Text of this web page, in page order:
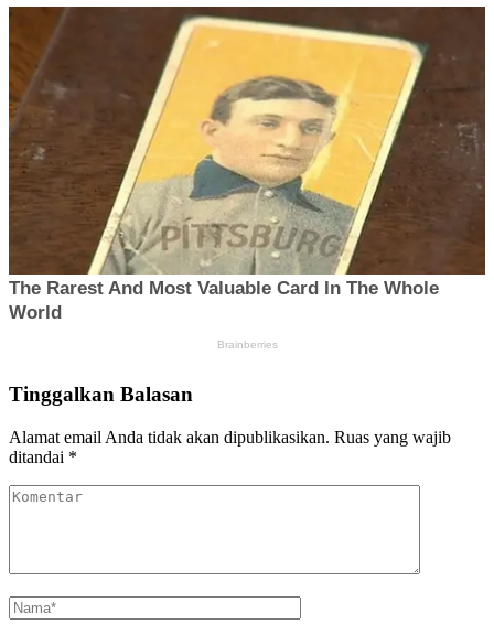
Tinggalkan Balasan
Alamat email Anda tidak akan dipublikasikan. Ruas yang wajib
ditandai *